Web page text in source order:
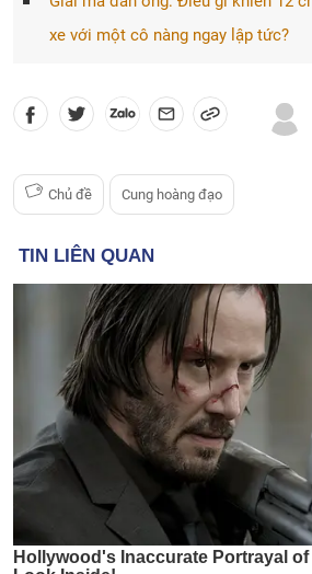
xe với một cô nàng ngay lập tức?
Chủ đề Cung hoàng đạo